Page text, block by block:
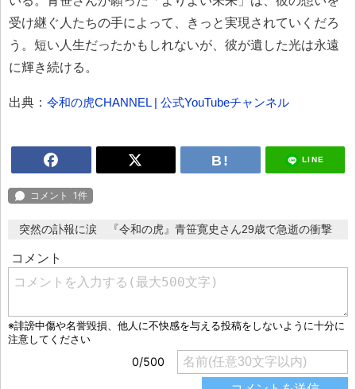
受け継ぐ人たちの手によって、きっと実現されていくだろ
う。短い人生だったかもしれないが、彼が遺した光は永遠
に輝き続ける。
出典： 令和の虎CHANNEL | 公式YouTubeチャンネル
LINE
突然の訃報に涙 『令和の虎』青笹寛史さん29歳で急逝の衝撃